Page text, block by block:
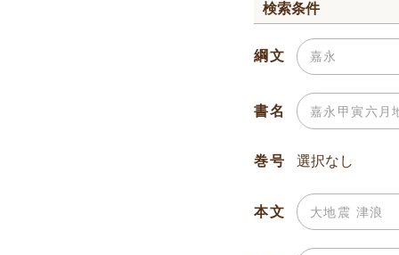
検索条件
綱文
書名
巻号
本文